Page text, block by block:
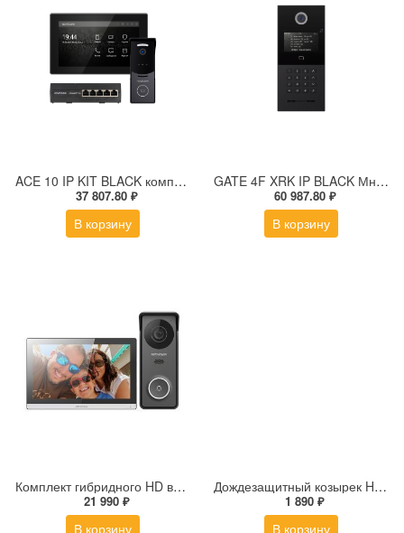
ACE 10 IP KIT BLACK комплект из IP-видеодомофона, IP-вызывной панели и PoE-коммутатора
37 807.80 ₽
В корзину
GATE 4F XRK IP BLACK Многоабонентская IP вызывная панель с дисплеем и СКУД
60 987.80 ₽
В корзину
Комплект гибридного HD видеодомофона Hikvision DS-KIS313-P(B)
21 990 ₽
В корзину
Дождезащитный козырек Hikvision DS-KABV8113-RS/Surface
1 890 ₽
В корзину